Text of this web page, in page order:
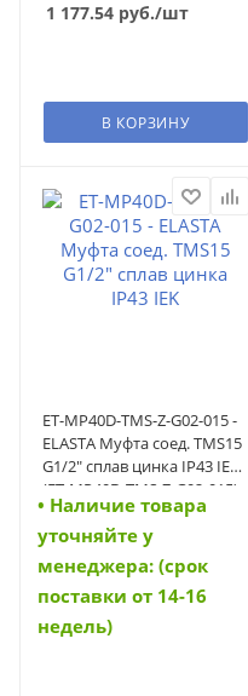
1 177.54 руб./шт
В КОРЗИНУ
ET-MP40D-TMS-Z-G02-015 -
ELASTA Муфта соед. TMS15
G1/2" сплав цинка IP43 IEK
(ET-MP40D-TMS-Z-G02-015)
• Наличие товара
уточняйте у
менеджера: (срок
поставки от 14-16
недель)